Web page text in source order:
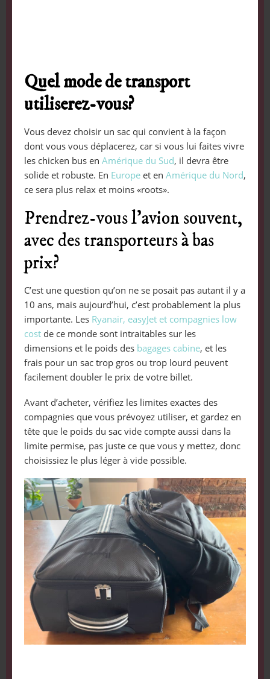
Quel mode de transport
utiliserez-vous?
Vous devez choisir un sac qui convient à la façon
dont vous vous déplacerez, car si vous lui faites vivre
les chicken bus en Amérique du Sud, il devra être
solide et robuste. En Europeet en Amérique du Nord,
ce sera plus relax et moins «roots».
Prendrez-vous l’avion souvent,
avec des transporteurs à bas
prix?
C’est une question qu’on ne se posait pas autant il y a
10 ans, mais aujourd’hui, c’est probablement la plus
importante. Les Ryanair, easyJet et compagnies low
cost de ce monde sont intraitables sur les
dimensions et le poids des bagages cabine, et les
frais pour un sac trop gros ou trop lourd peuvent
facilement doubler le prix de votre billet.
Avant d’acheter, vérifiez les limites exactes des
compagnies que vous prévoyez utiliser, et gardez en
tête que le poids du sac vide compte aussi dans la
limite permise, pas juste ce que vous y mettez, donc
choisissiez le plus léger à vide possible.